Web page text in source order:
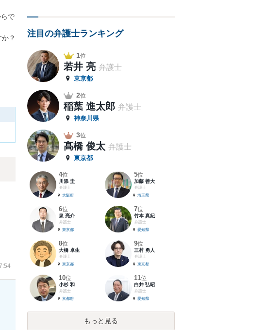
で
？
注目の弁護士ランキング
1位
若井 亮 弁護士
東京都
2位
稲葉 進太郎 弁護士
神奈川県
3位
髙橋 俊太 弁護士
東京都
4位
川添 圭
弁護士
大阪府
5位
加藤 善大
弁護士
埼玉県
6位
泉 亮介
弁護士
東京都
7位
竹本 真紀
弁護士
愛知県
8位
大橋 卓生
弁護士
東京都
9位
三村 勇人
弁護士
東京都
10位
小杉 和
弁護士
京都府
11位
白井 弘昭
弁護士
愛知県
もっと見る